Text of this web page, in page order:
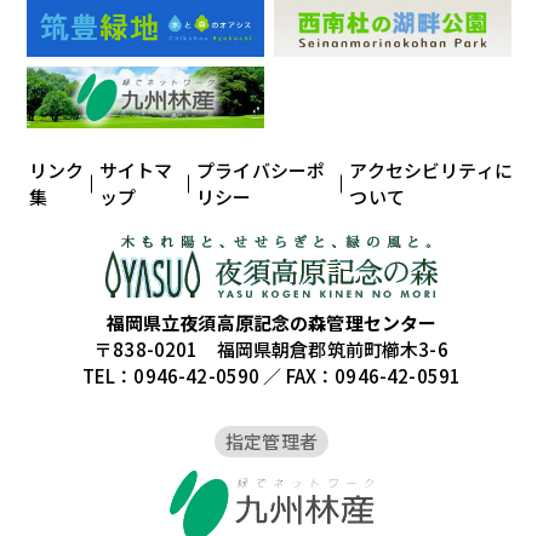
リンク
集
サイトマ
ップ
プライバシーポ
リシー
アクセシビリティに
ついて
福岡県立夜須高原記念の森管理センター
〒838-0201 福岡県朝倉郡筑前町櫛木3-6
TEL：0946-42-0590 ／ FAX：0946-42-0591
指定管理者